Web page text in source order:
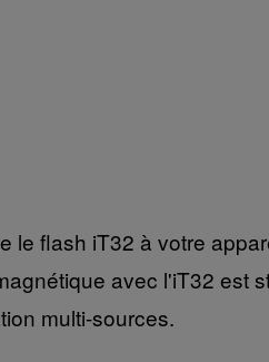
le flash iT32 à votre
avec l'iT32
multi-sources.